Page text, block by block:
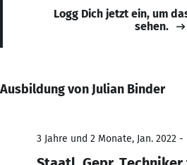
Logg Dich jetzt ein, um
sehen.
Ausbildung von Julian Binder
3 Jahre und 2 Monate, Jan. 2022 -